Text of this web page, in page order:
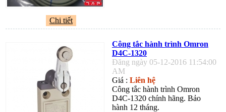
Chi tiết
Công tắc hành trình Omron
D4C-1320
Đăng ngày 05-12-2016 11:54:00
AM
Giá : Liên hệ
Công tắc hành trình Omron
D4C-1320 chính hãng. Bảo
hành 12 tháng.